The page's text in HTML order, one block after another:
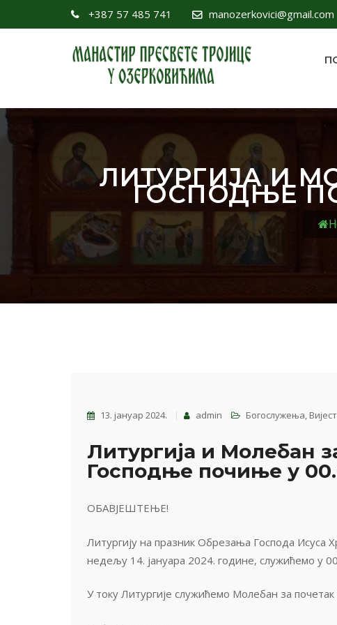
+387 57 485 741 manozerkovici@gmail.com
ЛИТУРГИЈА И
ГОСПОДЊЕ
13. јануар 2024. admin Богослужења,
Литургија и Молебан
Господње почиње у
ОБАВЈЕШТЕЊЕ!
Литургију на празник Обрезања Господа Исуса
недељу 14. јануара 2024. године, служићемо у
У току Литургије служићемо Молебан за